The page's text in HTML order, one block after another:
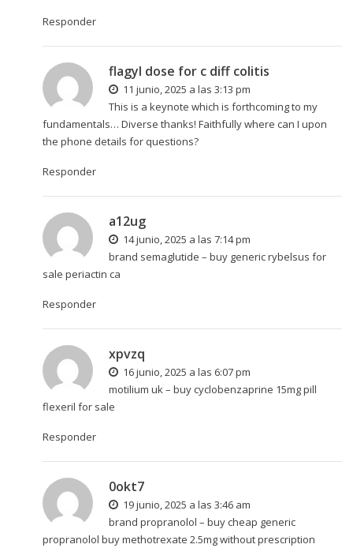
Responder
flagyl dose for c diff colitis
11 junio, 2025 a las 3:13 pm
This is a keynote which is forthcoming to my
fundamentals… Diverse thanks! Faithfully where can I upon
the phone details for questions?
Responder
a12ug
14 junio, 2025 a las 7:14 pm
brand semaglutide – buy generic rybelsus for
sale periactin ca
Responder
xpvzq
16 junio, 2025 a las 6:07 pm
motilium uk – buy cyclobenzaprine 15mg pill
flexeril for sale
Responder
0okt7
19 junio, 2025 a las 3:46 am
brand propranolol – buy cheap generic
propranolol buy methotrexate 2.5mg without prescription